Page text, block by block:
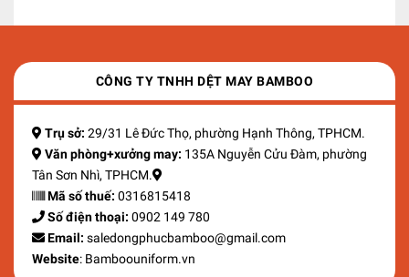
CÔNG TY TNHH DỆT MAY BAMBOO
Trụ sở: 29/31 Lê Đức Thọ, phường Hạnh Thông, TPHCM.
Văn phòng+xưởng may: 135A Nguyễn Cửu Đàm, phường
Tân Sơn Nhì, TPHCM.
Mã số thuế: 0316815418
Số điện thoại: 0902 149 780
Email: saledongphucbamboo@gmail.com
Website: Bamboouniform.vn